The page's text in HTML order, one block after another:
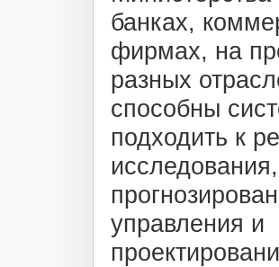
банках,
фирмах, на
разных
способны
подходить к
управления и